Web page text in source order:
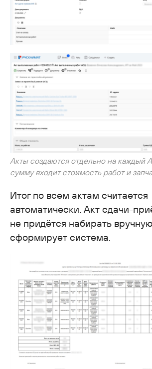
Акты создаются отдельно на каждый
сумму входит стоимость работ и
Итог по всем актам считается
автоматически. Акт сдачи-
не придётся набирать
сформирует система.